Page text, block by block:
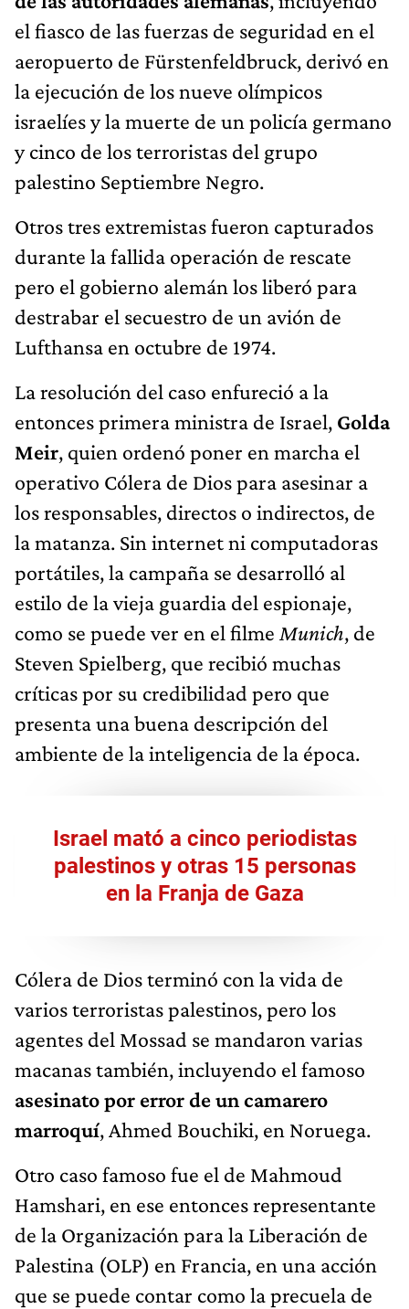
el fiasco de las fuerzas de seguridad en el
aeropuerto de Fürstenfeldbruck, derivó en
la ejecución de los nueve olímpicos
israelíes y la muerte de un policía germano
y cinco de los terroristas del grupo
palestino Septiembre Negro.
Otros tres extremistas fueron capturados
durante la fallida operación de rescate
pero el gobierno alemán los liberó para
destrabar el secuestro de un avión de
Lufthansa en octubre de 1974.
La resolución del caso enfureció a la
entonces primera ministra de Israel, Golda
Meir, quien ordenó poner en marcha el
operativo Cólera de Dios para asesinar a
los responsables, directos o indirectos, de
la matanza. Sin internet ni computadoras
portátiles, la campaña se desarrolló al
estilo de la vieja guardia del espionaje,
como se puede ver en el filme Munich, de
Steven Spielberg, que recibió muchas
críticas por su credibilidad pero que
presenta una buena descripción del
ambiente de la inteligencia de la época.
Israel mató a cinco periodistas
palestinos y otras 15 personas
en la Franja de Gaza
Cólera de Dios terminó con la vida de
varios terroristas palestinos, pero los
agentes del Mossad se mandaron varias
macanas también, incluyendo el famoso
asesinato por error de un camarero
marroquí, Ahmed Bouchiki, en Noruega.
Otro caso famoso fue el de Mahmoud
Hamshari, en ese entonces representante
de la Organización para la Liberación de
Palestina (OLP) en Francia, en una acción
que se puede contar como la precuela de